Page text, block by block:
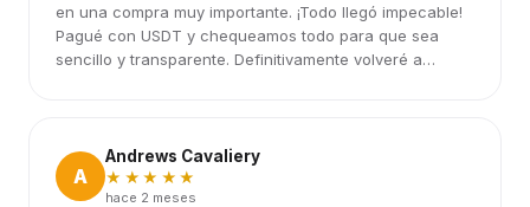
en una compra muy importante. ¡Todo llegó impecable!
Pagué con USDT y chequeamos todo para que sea
sencillo y transparente. Definitivamente volveré a
A
Andrews Cavaliery
★★★★★
hace 2 meses